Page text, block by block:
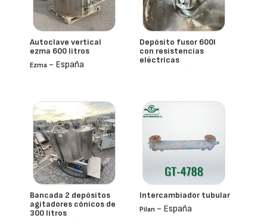
Autoclave vertical
ezma 600 litros
Ezma - España
Depósito fusor 600l
con resistencias
eléctricas
- España
Bancada 2 depósitos
agitadores cónicos de
300 litros
Intercambiador tubular
Pilan - España